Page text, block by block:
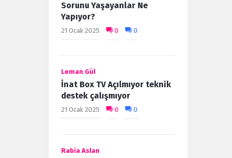
Sorunu Yaşayanlar Ne
Yapıyor?
21 Ocak 2025 0 0
Leman Gül
İnat Box TV Açılmıyor teknik
destek çalışmıyor
21 Ocak 2025 0 0
Rabia Aslan